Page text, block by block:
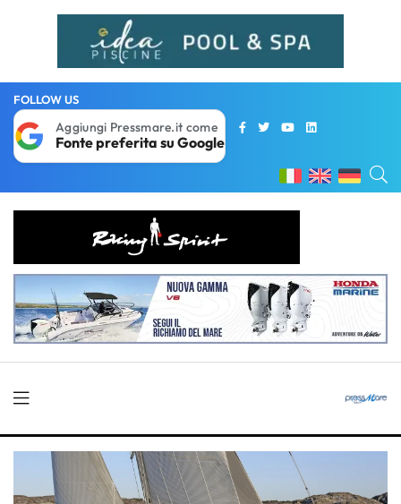
FOLLOW US
Aggiungi Pressmare.it come
Fonte preferita su Google